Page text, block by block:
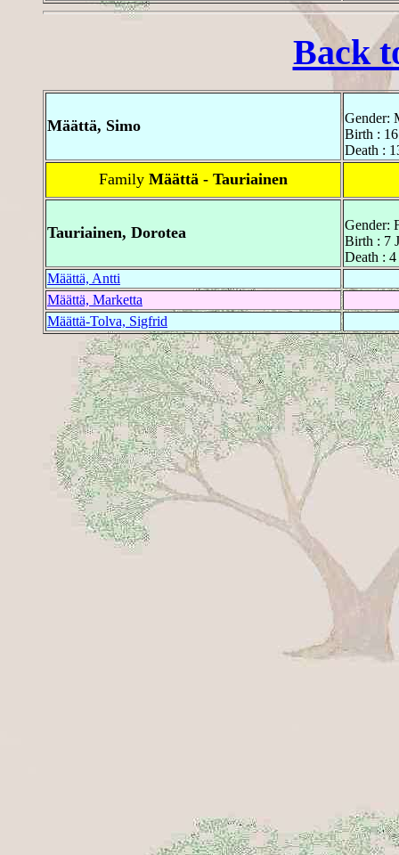
Back
Määttä, Simo
Gender:
Birth :
Death :
Family Määttä - Tauriainen
Tauriainen, Dorotea
Gender:
Birth : 7
Death :
Määttä, Antti
Määttä, Marketta
Määttä-Tolva, Sigfrid